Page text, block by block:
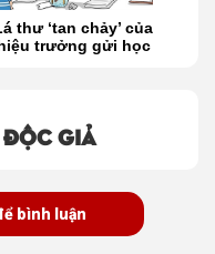
thư ‘tan chảy’ của
trưởng gửi học
độc giả
bình luận